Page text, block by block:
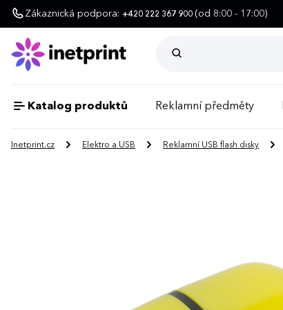
Zákaznická podpora: +420 222 367 900 (od 8:00 - 17:00)
Katalog produktů Reklamní předměty
Inetprint.cz Elektro a USB Reklamní USB flash disky